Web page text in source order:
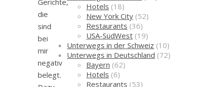
Gerichte,
die
sind
bei
mir
negativ
belegt.
Hotels (18)
New York City (52)
Restaurants (36)
USA-SüdWest (19)
Unterwegs in der Schweiz (10)
Unterwegs in Deutschland (72)
Bayern (62)
Hotels (6)
Restaurants (53)